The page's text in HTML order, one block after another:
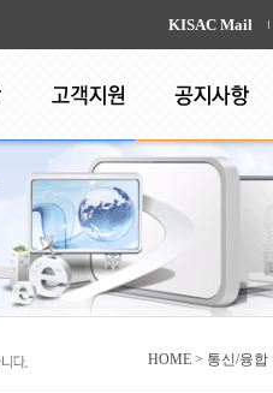
KISAC Mail
HOME > 통신/융합